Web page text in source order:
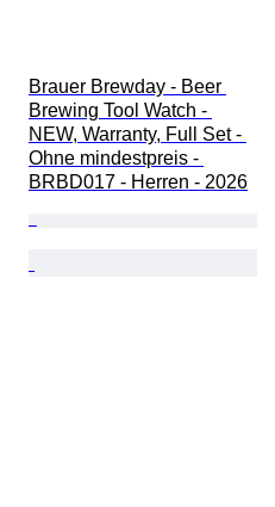
Brauer Brewday - Beer
Brewing Tool Watch -
NEW, Warranty, Full Set -
Ohne mindestpreis -
BRBD017 - Herren - 2026